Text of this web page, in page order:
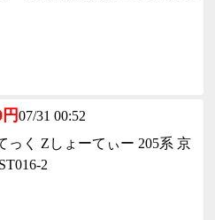
07/31 00:52
っく Zしょーてぃー 205系 京
2